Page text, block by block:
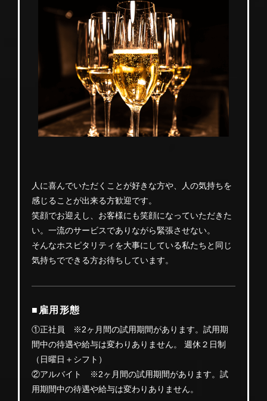
人に喜んでいただくことが好きな方や、人の気持ちを
感じることが出来る方歓迎です。
笑顔でお迎えし、お客様にも笑顔になっていただきた
い。一流のサービスでありながら緊張させない。
そんなホスピタリティを大事にしている私たちと同じ
気持ちでできる方お待ちしています。
■雇用形態
①正社員 ※2ヶ月間の試用期間があります。試用期
間中の待遇や給与は変わりありません。 週休２日制
（日曜日＋シフト）
②アルバイト ※2ヶ月間の試用期間があります。試
用期間中の待遇や給与は変わりありません。